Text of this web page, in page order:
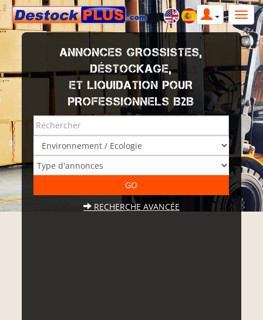
ANNONCES GROSSISTES,
DÉSTOCKAGE,
ET LIQUIDATION POUR
PROFESSIONNELS B2B
RECHERCHE AVANCÉE